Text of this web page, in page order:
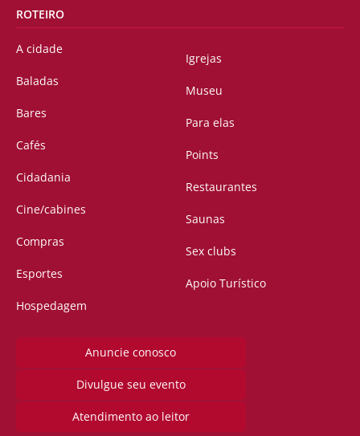
ROTEIRO
A cidade
Baladas
Bares
Cafés
Cidadania
Cine/cabines
Compras
Esportes
Hospedagem
Igrejas
Museu
Para elas
Points
Restaurantes
Saunas
Sex clubs
Apoio Turístico
Anuncie conosco
Divulgue seu evento
Atendimento ao leitor